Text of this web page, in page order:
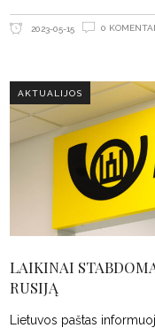
2023-05-15 0
AKTUALIJOS
LAIKINAI
RUSIJĄ
Lietuvos paštas